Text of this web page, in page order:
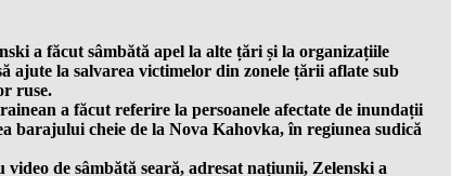
a făcut sâmbătă apel la alte țări și la organizațiile
ajute la salvarea victimelor din zonele țării aflate sub
ruse.
a făcut referire la persoanele afectate de inundații
barajului cheie de la Nova Kahovka, în regiunea sudică
video de sâmbătă seară, adresat națiunii, Zelenski a